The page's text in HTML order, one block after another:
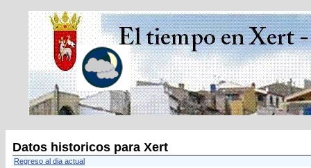
Datos historicos para Xert
Regreso al dia actual